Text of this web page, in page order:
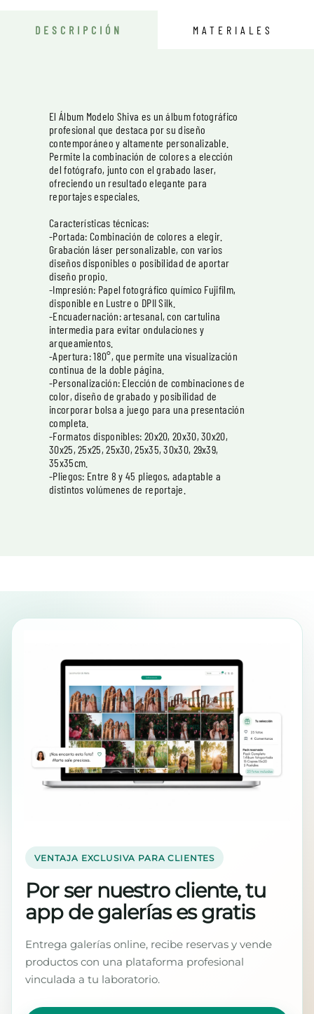
DESCRIPCIÓN MATERIALES
El Álbum Modelo Shiva es un álbum fotográfico
profesional que destaca por su diseño
contemporáneo y altamente personalizable.
Permite la combinación de colores a elección
del fotógrafo, junto con el grabado laser,
ofreciendo un resultado elegante para
reportajes especiales.
Características técnicas:
-Portada: Combinación de colores a elegir.
Grabación láser personalizable, con varios
diseños disponibles o posibilidad de aportar
diseño propio.
-Impresión: Papel fotográfico químico Fujifilm,
disponible en Lustre o DPII Silk.
-Encuadernación: artesanal, con cartulina
intermedia para evitar ondulaciones y
arqueamientos.
-Apertura: 180°, que permite una visualización
continua de la doble página.
-Personalización: Elección de combinaciones de
color, diseño de grabado y posibilidad de
incorporar bolsa a juego para una presentación
completa.
-Formatos disponibles: 20x20, 20x30, 30x20,
30x25, 25x25, 25x30, 25x35, 30x30, 29x39,
35x35cm.
-Pliegos: Entre 8 y 45 pliegos, adaptable a
distintos volúmenes de reportaje.
VENTAJA EXCLUSIVA PARA CLIENTES
Por ser nuestro cliente, tu
app de galerías es gratis
Entrega galerías online, recibe reservas y vende
productos con una plataforma profesional
vinculada a tu laboratorio.